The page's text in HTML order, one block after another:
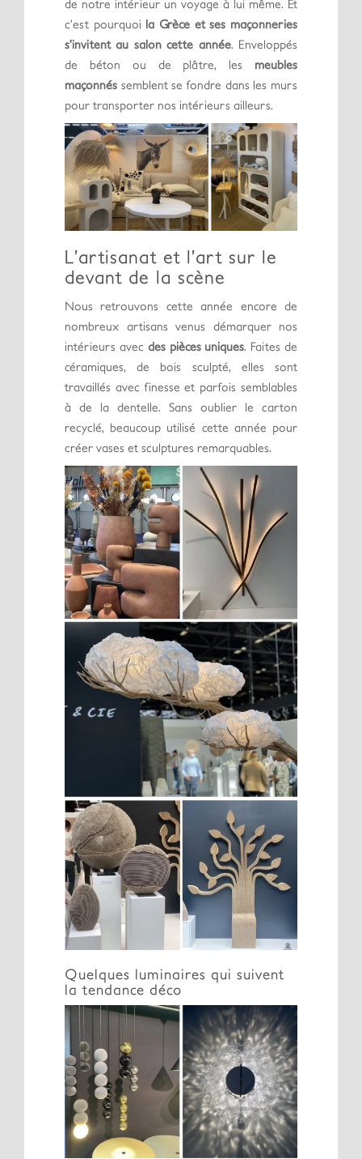
de notre intérieur un voyage à lui même. Et
c’est pourquoi la Grèce et ses maçonneries
s’invitent au salon cette année. Enveloppés
de béton ou de plâtre, les meubles
maçonnés semblent se fondre dans les murs
pour transporter nos intérieurs ailleurs.
L’artisanat et l’art sur le
devant de la scène
Nous retrouvons cette année encore de
nombreux artisans venus démarquer nos
intérieurs avec des pièces uniques. Faites de
céramiques, de bois sculpté, elles sont
travaillés avec finesse et parfois semblables
à de la dentelle. Sans oublier le carton
recyclé, beaucoup utilisé cette année pour
créer vases et sculptures remarquables.
Quelques luminaires qui suivent
la tendance déco